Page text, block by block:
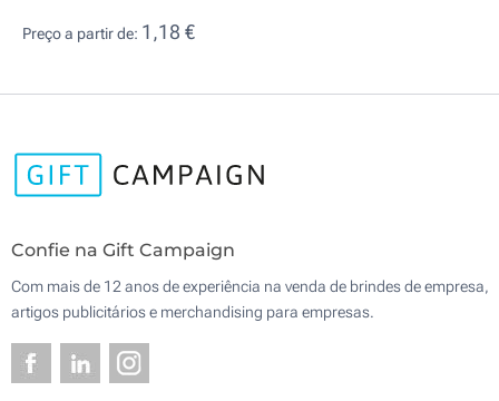
Preço a partir de: 1,18 €
Confie na Gift Campaign
Com mais de 12 anos de experiência na venda de brindes de empresa,
artigos publicitários e merchandising para empresas.